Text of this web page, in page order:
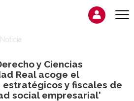
Noticia
y Ciencias
Real acoge el
estratégicos y fiscales de
social empresarial'